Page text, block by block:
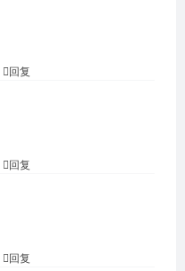
回复
回复
回复